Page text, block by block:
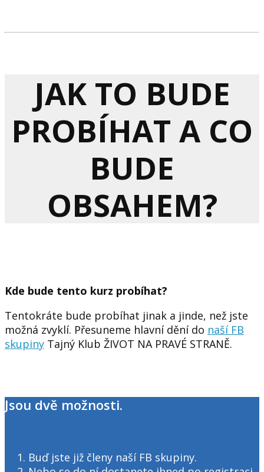
JAK TO BUDE
PROBÍHAT A CO
BUDE
OBSAHEM?
Kde bude tento kurz probíhat?
Tentokráte bude probíhat jinak a jinde, než jste
možná zvyklí. Přesuneme hlavní dění do naší FB
skupiny Tajný Klub ŽIVOT NA PRAVÉ STRANĚ.
Jsou dvě možnosti.
Buď jste již členy naší FB skupiny.